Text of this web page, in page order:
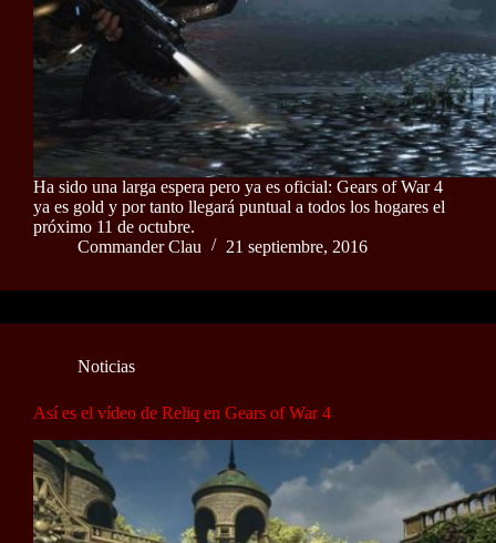
Ha sido una larga espera pero ya es oficial: Gears of War 4
ya es gold y por tanto llegará puntual a todos los hogares el
próximo 11 de octubre.
Commander Clau
21 septiembre, 2016
Noticias
Así es el vídeo de Reliq en Gears of War 4